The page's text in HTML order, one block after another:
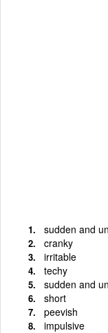
sudden and
cranky
irritable
techy
sudden and
short
peevish
impulsive